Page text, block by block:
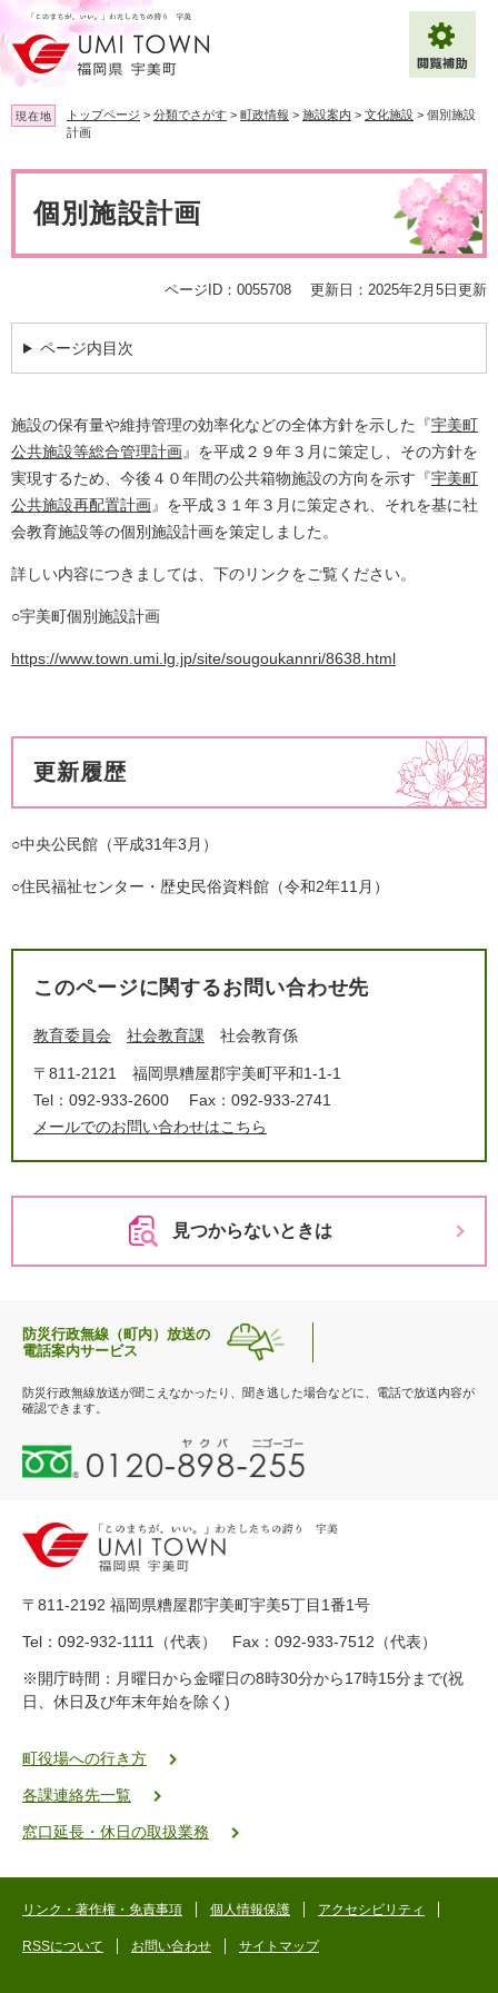
ー
ジ
の
先
頭
す
ニ
ュ
ー
を
飛
し
文字サイズ 標準 拡大
背景色変更 白
現在地 トップページ > 分類でさがす > 町政情報 > 施設案内 > 文化施設 > 個別施設
計画
個別施設計画
ページID：0055708 更新日：2025年2月5日更新
ページ内目次
施設の保有量や維持管理の効率化などの全体方針を示した『宇美町
公共施設等総合管理計画』を平成２９年３月に策定し、その方針を
実現するため、今後４０年間の公共箱物施設の方向を示す『宇美町
公共施設再配置計画』を平成３１年３月に策定され、それを基に社
会教育施設等の個別施設計画を策定しました。
詳しい内容につきましては、下のリンクをご覧ください。
○宇美町個別施設計画
https://www.town.umi.lg.jp/site/sougoukannri/8638.html
更新履歴
○中央公民館（平成31年3月）
○住民福祉センター・歴史民俗資料館（令和2年11月）
このページに関するお問い合わせ先
教育委員会 社会教育課 社会教育係
〒811-2121
福岡県糟屋郡宇美町平和1-1-1
Tel：092-933-2600
Fax：092-933-2741
メールでのお問い合わせはこちら
見つからないときは
防災行政無線（町内）放送の
電話案内サービス
防災行政無線放送が聞こえなかったり、聞き逃した場合などに、電話で放送内容が
確認できます。
0
1
-
8
-
5
5
ク
二
ゴ
〒811-2192 福岡県糟屋郡宇美町宇美5丁目1番1号
Tel：092-932-1111（代表） Fax：092-933-7512（代表）
※開庁時間：月曜日から金曜日の8時30分から17時15分まで(祝
日、休日及び年末年始を除く)
町役場への行き方
各課連絡先一覧
窓口延長・休日の取扱業務
リンク・著作権・免責事項 個人情報保護 アクセシビリティ
RSSについて お問い合わせ サイトマップ